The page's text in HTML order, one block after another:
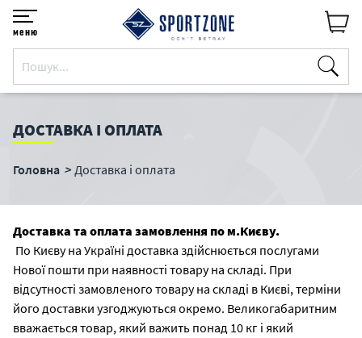
меню
ДОСТАВКА І ОПЛАТА
Головна Доставка і оплата
Доставка та оплата замовлення по м.Києву.
По Києву на Україні доставка здійснюється послугами
Нової пошти при наявності товару на складі. При
відсутності замовленого товару на складі в Києві, терміни
його доставки узгоджуються окремо. Великогабаритним
вважається товар, який важить понад 10 кг і який